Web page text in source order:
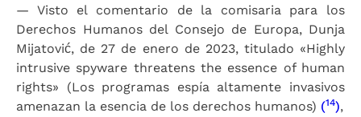
— Visto el comentario de la comisaria para los
Derechos Humanos del Consejo de Europa, Dunja
Mijatović, de 27 de enero de 2023, titulado «Highly
intrusive spyware threatens the essence of human
rights» (Los programas espía altamente invasivos
amenazan la esencia de los derechos humanos) (14),